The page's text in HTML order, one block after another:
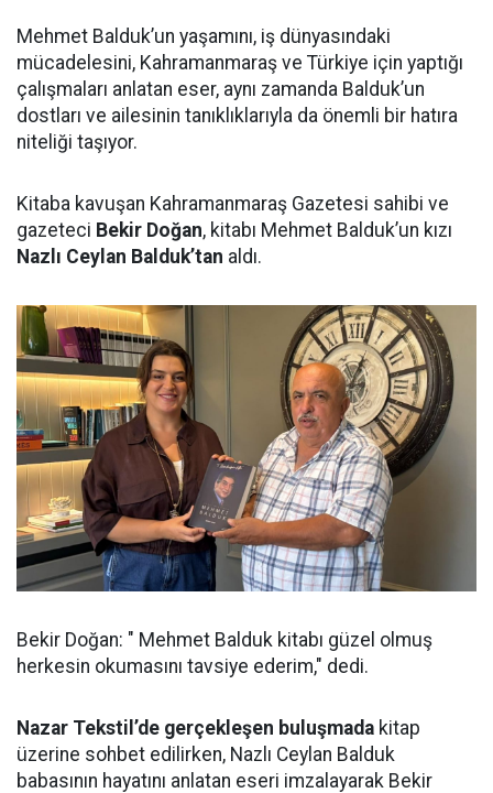
Mehmet Balduk’un yaşamını, iş dünyasındaki
mücadelesini, Kahramanmaraş ve Türkiye için yaptığı
çalışmaları anlatan eser, aynı zamanda Balduk’un
dostları ve ailesinin tanıklıklarıyla da önemli bir hatıra
niteliği taşıyor.
Kitaba kavuşan Kahramanmaraş Gazetesi sahibi ve
gazeteci Bekir Doğan, kitabı Mehmet Balduk’un kızı
Nazlı Ceylan Balduk’tan aldı.
Bekir Doğan: " Mehmet Balduk kitabı güzel olmuş
herkesin okumasını tavsiye ederim," dedi.
Nazar Tekstil’de gerçekleşen buluşmada kitap
üzerine sohbet edilirken, Nazlı Ceylan Balduk
babasının hayatını anlatan eseri imzalayarak Bekir